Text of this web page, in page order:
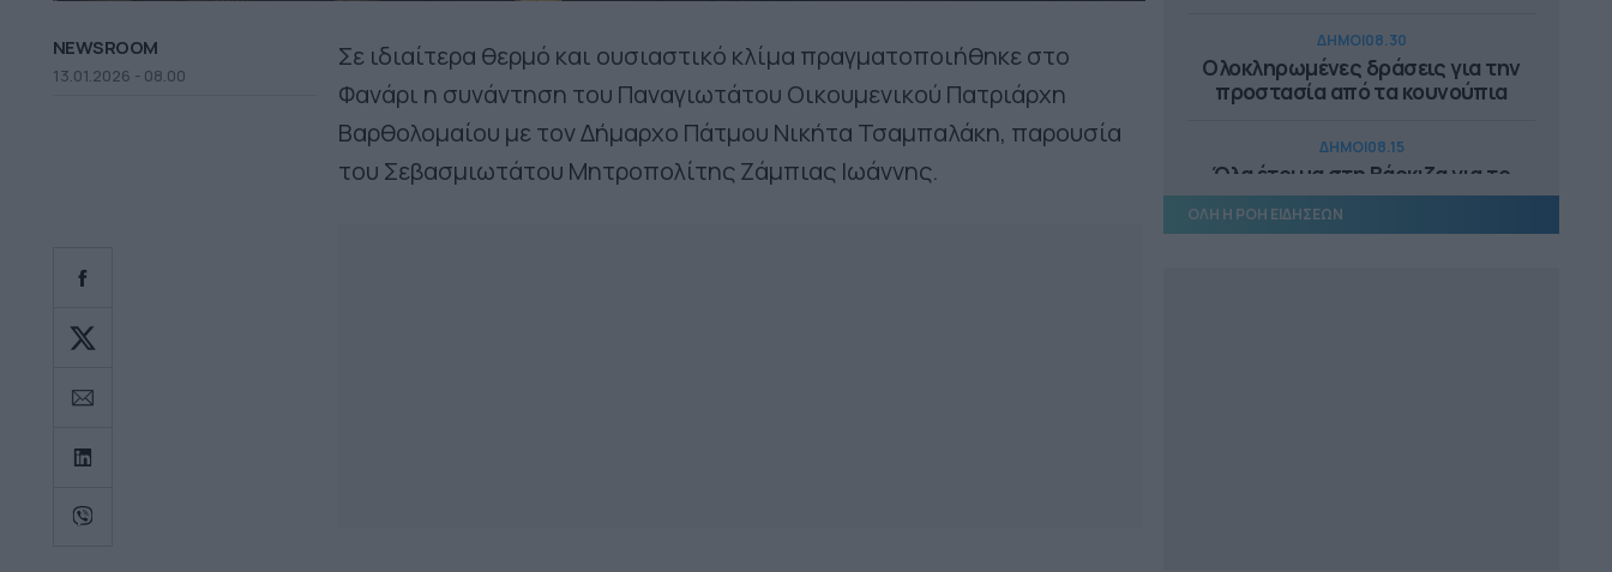
NEWSROOM
13.01.2026 - 08.00
Σε ιδιαίτερα θερμό και ουσιαστικό κλίμα πραγματοποιήθηκε στο
Φανάρι η συνάντηση του Παναγιωτάτου Οικουμενικού Πατριάρχη
Βαρθολομαίου με τον Δήμαρχο Πάτμου Νικήτα Τσαμπαλάκη, παρουσία
του Σεβασμιωτάτου Μητροπολίτης Ζάμπιας Ιωάννης.
ΔΗΜΟΙ08.30
Ολοκληρωμένες δράσεις για την
προστασία από τα κουνούπια
ΔΗΜΟΙ08.15
Όλα έτοιμα στη Βάρκιζα για το
«Cheers to Beers»
ΟΛΗ Η ΡΟΗ ΕΙΔΗΣΕΩΝ